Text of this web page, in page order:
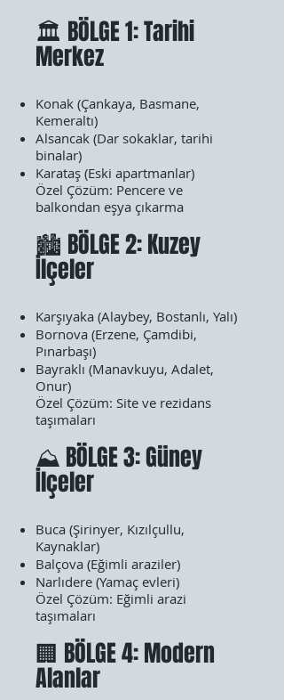
🏛️ BÖLGE 1: Tarihi
Merkez
Konak (Çankaya, Basmane,
Kemeraltı)
Alsancak (Dar sokaklar, tarihi
binalar)
Karataş (Eski apartmanlar)
Özel Çözüm: Pencere ve
balkondan eşya çıkarma
🏙️ BÖLGE 2: Kuzey
İlçeler
Karşıyaka (Alaybey, Bostanlı, Yalı)
Bornova (Erzene, Çamdibi,
Pınarbaşı)
Bayraklı (Manavkuyu, Adalet,
Onur)
Özel Çözüm: Site ve rezidans
taşımaları
⛰️ BÖLGE 3: Güney
İlçeler
Buca (Şirinyer, Kızılçullu,
Kaynaklar)
Balçova (Eğimli araziler)
Narlıdere (Yamaç evleri)
Özel Çözüm: Eğimli arazi
taşımaları
🏢 BÖLGE 4: Modern
Alanlar